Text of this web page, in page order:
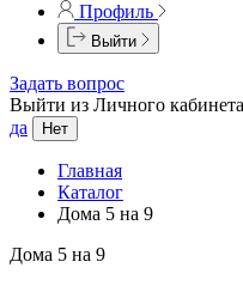
Профиль
Выйти
Задать вопрос
Выйти из Личного
да
Нет
Главная
Каталог
Дома 5 на 9
Дома 5 на 9